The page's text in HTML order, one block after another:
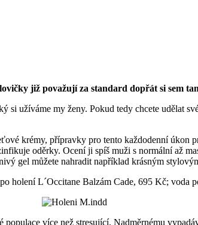
již považují za standard dopřát si sem
užíváme my ženy. Pokud tedy chcete udělat
krémy, přípravky pro tento každodenní úkon
oděrky. Ocení ji spíš muži s normální až
gel můžete nahradit například krásným
holení L´Occitane Balzám Cade, 695 Kč; voda
více než stresující. Nadměrnému